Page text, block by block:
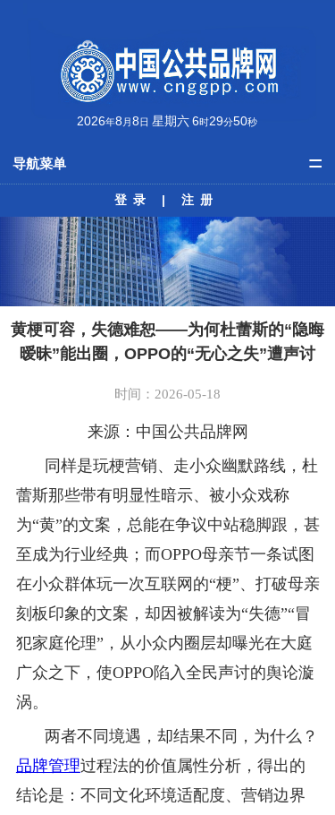
=
品牌资讯
公共品牌
最美榜单
学术动态
品牌孵化
饮用水专栏
关于我们
登录 | 注册
2026年8 月8日 星期六6时29分50秒
导航菜单
黄梗可容，失德难恕——为何杜蕾斯的“隐晦
暧昧”能出圈，OPPO的“无心之失”遭声讨
时间：2026-05-18
来源：中国公共品牌网
同样是玩梗营销、走小众幽默路线，杜
蕾斯那些带有明显性暗示、被小众戏称
为“黄”的文案，总能在争议中站稳脚跟，甚
至成为行业经典；而OPPO母亲节一条试图
在小众群体玩一次互联网的“梗”、打破母亲
刻板印象的文案，却因被解读为“失德”“冒
犯家庭伦理”，从小众内圈层却曝光在大庭
广众之下，使OPPO陷入全民声讨的舆论漩
涡。
两者不同境遇，却结果不同，为什么？
品牌管理过程法的价值属性分析，得出的
结论是：不同文化环境适配度、营销边界